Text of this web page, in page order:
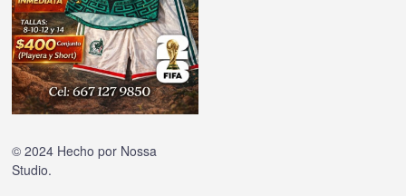
© 2024 Hecho por Nossa
Studio.